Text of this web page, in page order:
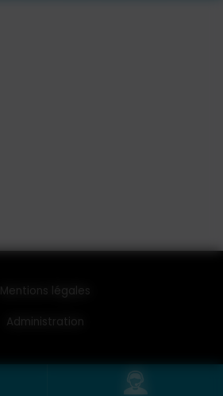
Mentions légales
Administration